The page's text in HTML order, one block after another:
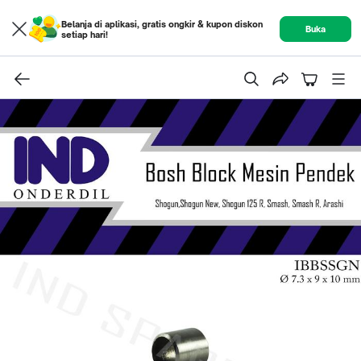
Belanja di aplikasi, gratis ongkir & kupon diskon
setiap hari!
Buka